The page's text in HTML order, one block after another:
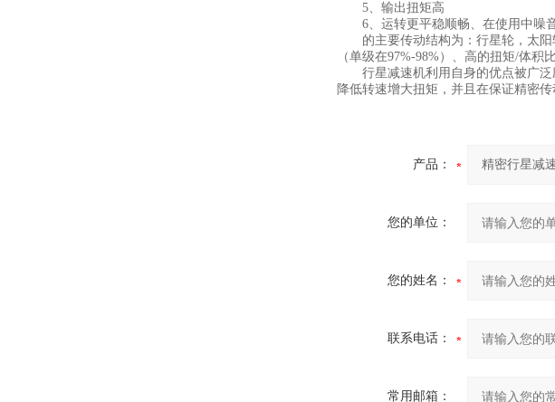
5、输出扭矩高
6、运转更平稳顺畅、在使用中噪
的主要传动结构为：行星轮，太
（单级在97%-98%）、高的扭矩/体
行星减速机利用自身的优点被广泛
降低转速增大扭矩，并且在保证精密传
产品：
您的单位：
您的姓名：
联系电话：
常用邮箱：